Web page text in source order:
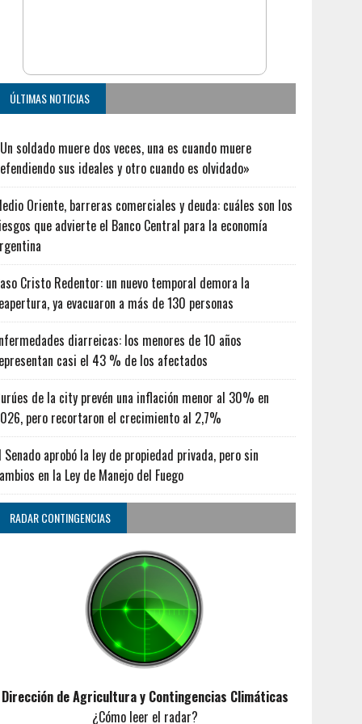
ÚLTIMAS NOTICIAS
soldado muere dos veces, una es cuando muere
sus ideales y otro cuando es olvidado»
Oriente, barreras comerciales y deuda: cuáles son los
que advierte el Banco Central para la economía
Cristo Redentor: un nuevo temporal demora la
ya evacuaron a más de 130 personas
diarreicas: los menores de 10 años
casi el 43 % de los afectados
de la city prevén una inflación menor al 30% en
pero recortaron el crecimiento al 2,7%
Senado aprobó la ley de propiedad privada, pero sin
en la Ley de Manejo del Fuego
RADAR CONTINGENCIAS
Dirección de Agricultura y Contingencias Climáticas
¿Cómo leer el radar?